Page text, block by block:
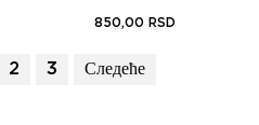
850,00 RSD
2 3 Следеће